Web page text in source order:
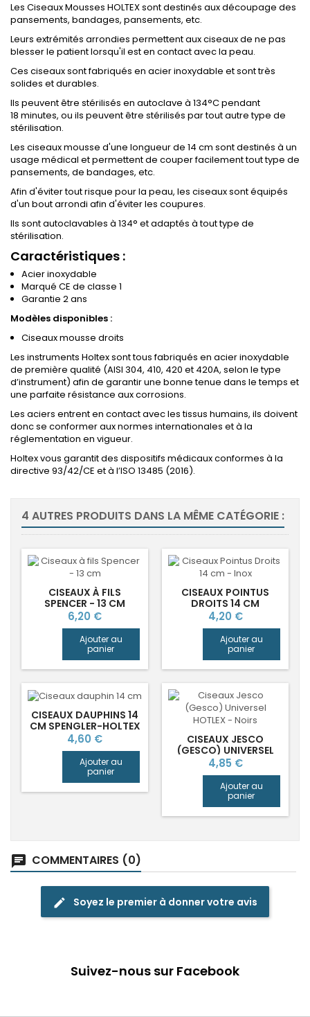
Les Ciseaux Mousses HOLTEX sont destinés aux découpage des
pansements, bandages, pansements, etc.
Leurs extrémités arrondies permettent aux ciseaux de ne pas
blesser le patient lorsqu'il est en contact avec la peau.
Ces ciseaux sont fabriqués en acier inoxydable et sont très
solides et durables.
Ils peuvent être stérilisés en autoclave à 134°C pendant
18 minutes, ou ils peuvent être stérilisés par tout autre type de
stérilisation.
Les ciseaux mousse d'une longueur de 14 cm sont destinés à un
usage médical et permettent de couper facilement tout type de
pansements, de bandages, etc.
Afin d'éviter tout risque pour la peau, les ciseaux sont équipés
d'un bout arrondi afin d'éviter les coupures.
Ils sont autoclavables à 134° et adaptés à tout type de
stérilisation.
Caractéristiques :
Acier inoxydable
Marqué CE de classe 1
Garantie 2 ans
Modèles disponibles :
Ciseaux mousse droits
Les instruments Holtex sont tous fabriqués en acier inoxydable
de première qualité (AISI 304, 410, 420 et 420A, selon le type
d’instrument) afin de garantir une bonne tenue dans le temps et
une parfaite résistance aux corrosions.
Les aciers entrent en contact avec les tissus humains, ils doivent
donc se conformer aux normes internationales et à la
réglementation en vigueur.
Holtex vous garantit des dispositifs médicaux conformes à la
directive 93/42/CE et à l’ISO 13485 (2016).
4 AUTRES PRODUITS DANS LA MÊME CATÉGORIE :
CISEAUX À FILS
SPENCER - 13 CM
Prix
6,20 €
Ajouter au
panier
CISEAUX POINTUS
DROITS 14 CM
Prix
4,20 €
Ajouter au
panier
CISEAUX DAUPHINS 14
CM SPENGLER-HOLTEX
Prix
4,60 €
Ajouter au
panier
CISEAUX JESCO
(GESCO) UNIVERSEL
HOTLEX
Prix
4,85 €
Ajouter au
panier
chat COMMENTAIRES (0)
edit Soyez le premier à donner votre avis
Suivez-nous sur Facebook